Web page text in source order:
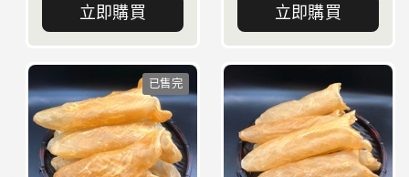
立即購買
立即購買
已售完